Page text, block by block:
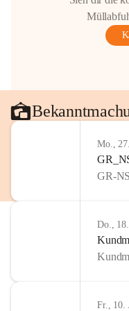
Mo.,
GR-NS
Do.,
Fr., 10.